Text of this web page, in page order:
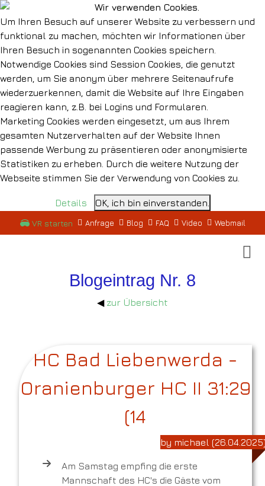
Wir verwenden Cookies.
Um Ihren Besuch auf unserer Website zu verbessern und
funktional zu machen, möchten wir Informationen über
Ihren Besuch in sogenannten Cookies speichern.
Notwendige Cookies sind Session Cookies, die genutzt
werden, um Sie anonym über mehrere Seitenaufrufe
wiederzuerkennen, damit die Website auf Ihre Eingaben
reagieren kann, z.B. bei Logins und Formularen.
Marketing Cookies werden eingesetzt, um aus Ihrem
gesamten Nutzerverhalten auf der Website Ihnen
passende Werbung zu präsentieren oder anonymisierte
Statistiken zu erheben. Durch die weitere Nutzung der
Webseite stimmen Sie der Verwendung von Cookies zu.
Details OK, ich bin einverstanden.
VR starten Anfrage Blog FAQ Video Webmail
Blogeintrag Nr. 8
◀zur Übersicht
HC Bad Liebenwerda -
Oranienburger HC II 31:29
(14
by michael
Am Samstag empfing die erste
Mannschaft des HC's die Gäste vom